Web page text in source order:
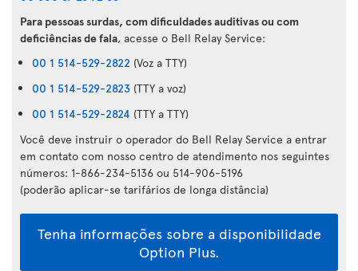
Para pessoas surdas, com dificuldades auditivas ou com
deficiências de fala, acesse o Bell Relay Service:
00 1 514-529-2822 (Voz a TTY)
00 1 514-529-2823 (TTY a voz)
00 1 514-529-2824 (TTY a TTY)
Você deve instruir o operador do Bell Relay Service a entrar
em contato com nosso centro de atendimento nos seguintes
números: 1-866-234-5136 ou 514-906-5196
(poderão aplicar-se tarifários de longa distância)
Tenha informações sobre a disponibilidade
Option Plus.